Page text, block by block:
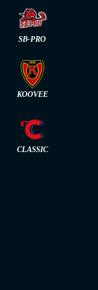
SB-PRO
KOOVEE
CLASSIC